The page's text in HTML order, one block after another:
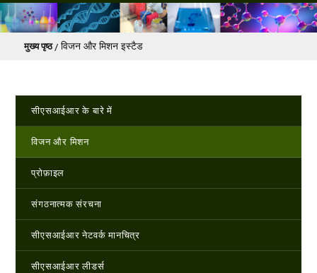
पग चिन्ह
मुख्य पृष्ठ विजन और मिशन इस्‍टैड
Main navigation
सीएसआईआर के बारे में
विजन और मिशन
प्रोफ़ाइल
संगठनात्मक संरचना
सीएसआईआर नेटवर्क मानचित्र
सीएसआईआर लीडर्स